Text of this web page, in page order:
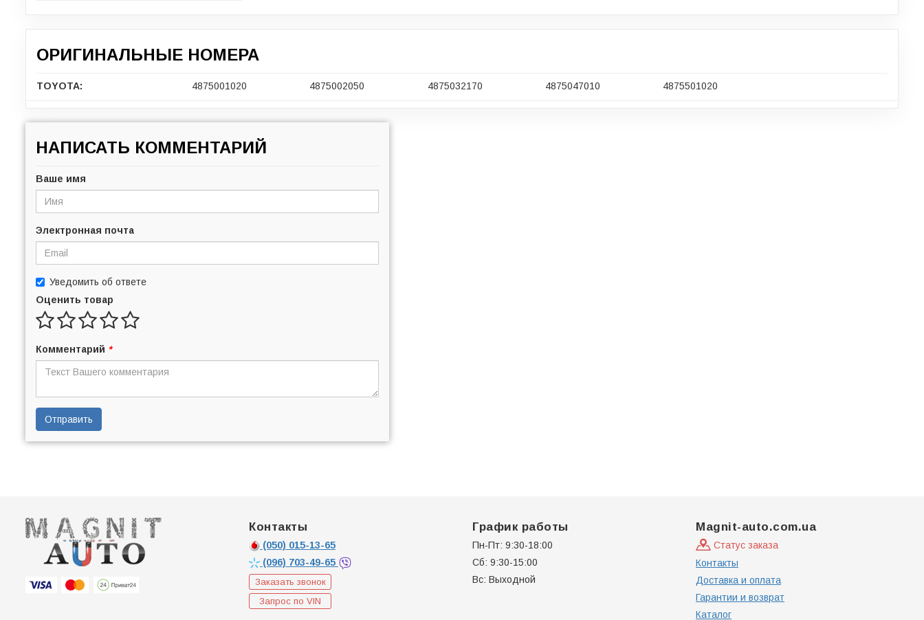
ОРИГИНАЛЬНЫЕ НОМЕРА
TOYOTA: 4875001020 4875002050 4875032170 4875047010 4875501020
НАПИСАТЬ КОММЕНТАРИЙ
Ваше имя
Электронная почта
Уведомить об ответе
Оценить товар
Комментарий *
Отправить
Контакты
(050) 015-13-65
(096) 703-49-65
Заказать звонок
Запрос по VIN
График работы
Пн-Пт: 9:30-18:00
Сб: 9:30-15:00
Вс: Выходной
Magnit-auto.com.ua
Статус заказа
Контакты
Доставка и оплата
Гарантии и возврат
Каталог